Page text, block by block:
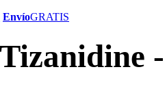
EnvíoGRATIS